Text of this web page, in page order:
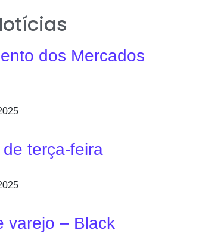
dos Mercados
terça-feira
varejo – Black